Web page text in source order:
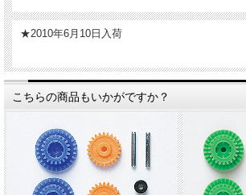
★2010年6月10日入荷
こちらの商品もいかがですか？